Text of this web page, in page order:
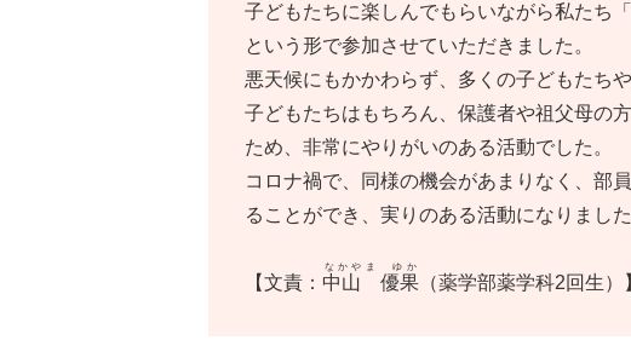
子どもたちに楽しんでもらいながら私たち
という形で参加させていただきました。
悪天候にもかかわらず、多くの子どもたち
子どもたちはもちろん、保護者や祖父母の
ため、非常にやりがいのある活動でした。
コロナ禍で、同様の機会があまりなく、部
ることができ、実りのある活動になりました
【文責： 中山 優果
なかやま ゆか
（薬学部薬学科2回生）